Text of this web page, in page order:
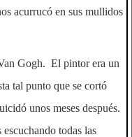
acurrucó en sus mullidos
Gogh. El pintor era un
tal punto que se cortó
unos meses después.
todas las